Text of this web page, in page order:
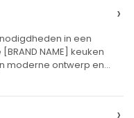
›
in een
NAME] keuken
moderne ontwerp en